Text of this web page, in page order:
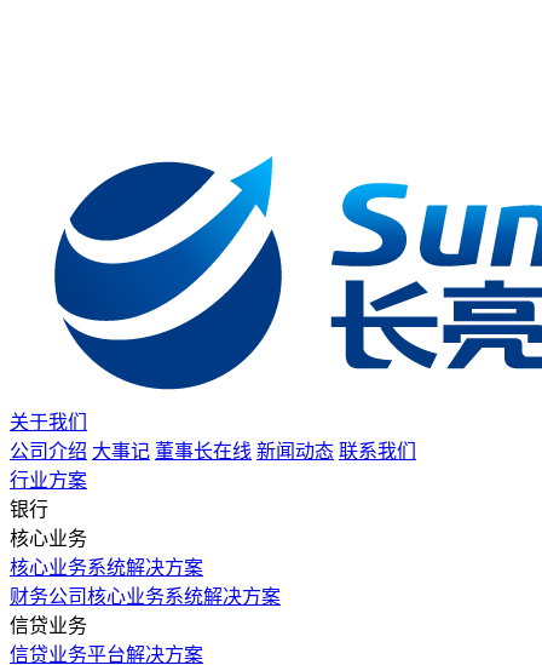
关于我们
公司介绍 大事记 董事长在线 新闻动态 联系我们
行业方案
银行
核心业务
核心业务系统解决方案
财务公司核心业务系统解决方案
信贷业务
信贷业务平台解决方案